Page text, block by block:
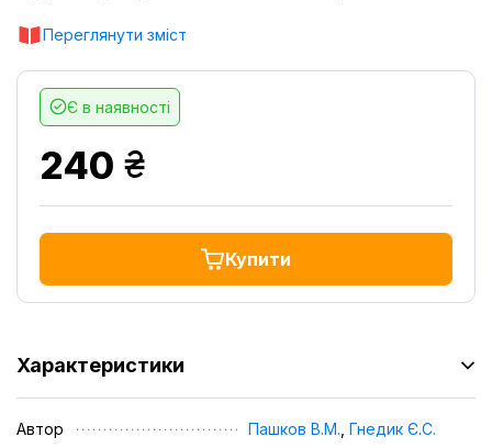
Переглянути зміст
Є в наявності
240 грн.
Купити
Характеристики
Автор Пашков В.М. Гнедик Є.С.